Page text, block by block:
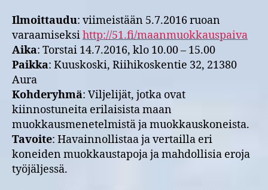
Ilmoittaudu: viimeistään 5.7.2016 ruoan
varaamiseksihttp://51.fi/maanmuokkauspaiva
Aika: Torstai 14.7.2016, klo 10.00 – 15.00
Paikka: Kuuskoski, Riihikoskentie 32, 21380
Aura
Kohderyhmä: Viljelijät, jotka ovat
kiinnostuneita erilaisista maan
muokkausmenetelmistä ja muokkauskoneista.
Tavoite: Havainnollistaa ja vertailla eri
koneiden muokkaustapoja ja mahdollisia eroja
työjäljessä.